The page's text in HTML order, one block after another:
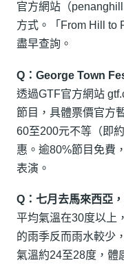
官方網站（
方式。「From Hill to
盡早查詢。
Q：George Town
透過GTF官方網站
節目，具體票價官方
60至200元不等（即
惠。逾80%節目免費
表演。
Q：七月去馬來西亞
平均氣溫在30度以上
的雨季反而雨水較少
氣溫約24至28度，體